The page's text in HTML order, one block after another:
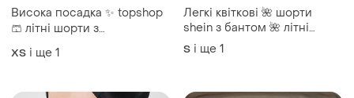
Висока посадка ✨ topshop
🩳 літні шорти з
абстрактним принтом 🌸
шорти з високою талією s
ХS і ще 1
Легкі квіткові 🌺 шорти
shein з бантом 🌺 літні
спідниця-шорти 🌺
летящие легкие
S і ще 1